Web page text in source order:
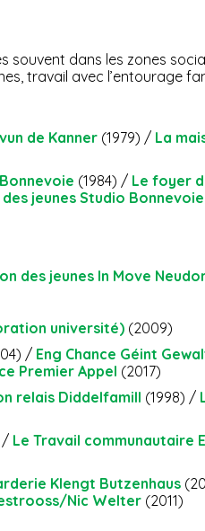
souvent dans les zones
travail avec l’entourage
de Kanner (1979) / La
(1984) / Le foyer
jeunes Studio Bonnevoie
des jeunes In Move
université) (2009)
/ Eng Chance Géint
Premier Appel (2017)
relais Diddelfamill (1998) /
/ Le Travail communautaire
Klengt Butzenhaus
Nic Welter (2011)